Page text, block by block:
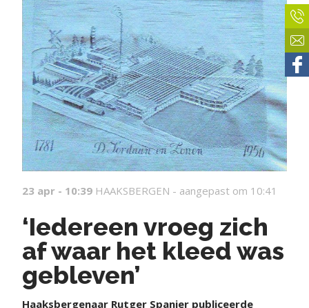
23 apr - 10:39 HAAKSBERGEN - aangepast om 10:41
‘Iedereen vroeg zich
af waar het kleed was
gebleven’
Haaksbergenaar Rutger Spanjer publiceerde